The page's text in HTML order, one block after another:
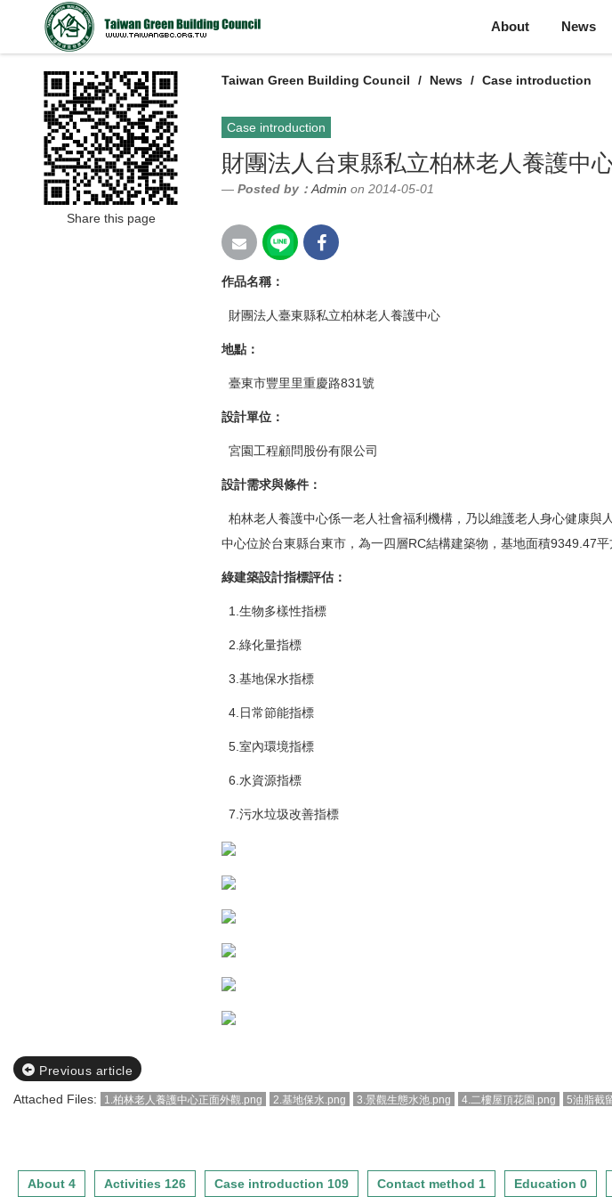
About News
Taiwan Green Building Council News Case introduction
Case introduction
財團法人台東縣私立柏林老人養護中
Posted by： Admin on 2014-05-01
作品名稱 ：
財團法人臺東縣私立柏林老人養護中心
地點 ：
臺東市豐里里重慶路831號
設計單位 ：
宮園工程顧問股份有限公司
設計需求與條件 ：
柏林老人養護中心係一老人社會福利機構，乃以維護老人身心健康
中心位於台東縣台東市，為一四層RC結構建築物，基地面積9349.47
綠建築設計指標評估 ：
1.生物多樣性指標
2.綠化量指標
3.基地保水指標
4.日常節能指標
5.室內環境指標
6.水資源指標
7.污水垃圾改善指標
Share this page
Previous article
Attached Files:
1.柏林老人養護中心正面外觀.png 2.基地保水.png 3.景觀生態水池.png 4.二樓屋頂花園.png 5油脂截
About 4 Activities 126 Case introduction 109 Contact method 1 Education 0